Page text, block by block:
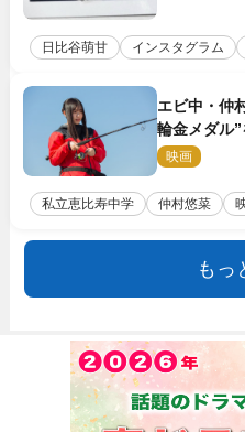
日比谷萌甘 インスタグラム
エビ中・仲
輪金メダル
『つりこま
映画
私立恵比寿中学 仲村悠菜
もっ